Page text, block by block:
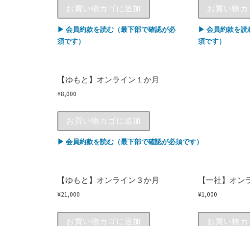
お買い物カゴに追加
▶ 会員約款を読む（最下部で確認が必
須です）
お買い物
▶ 会員約款を読
須です）
【ゆもと】オンライン１か月
¥8,000
お買い物カゴに追加
▶ 会員約款を読む（最下部で確認が必須です）
【ゆもと】オンライン３か月
¥21,000
お買い物カゴに追加
【一社】オン
¥1,000
お買い物